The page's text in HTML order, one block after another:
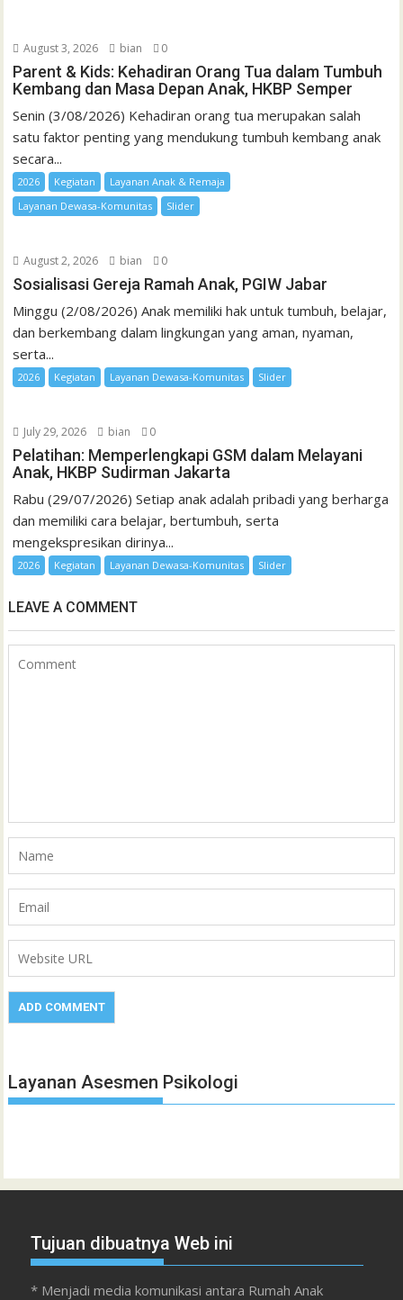
August 3, 2026 bian 0
Parent & Kids: Kehadiran Orang Tua dalam Tumbuh
Kembang dan Masa Depan Anak, HKBP Semper
Senin (3/08/2026) Kehadiran orang tua merupakan salah
satu faktor penting yang mendukung tumbuh kembang anak
secara...
2026 Kegiatan
Layanan Anak & Remaja
Layanan Dewasa-Komunitas
Slider
August 2, 2026 bian 0
Sosialisasi Gereja Ramah Anak, PGIW Jabar
Minggu (2/08/2026) Anak memiliki hak untuk tumbuh, belajar,
dan berkembang dalam lingkungan yang aman, nyaman,
serta...
2026 Kegiatan Layanan Dewasa-Komunitas Slider
July 29, 2026 bian 0
Pelatihan: Memperlengkapi GSM dalam Melayani
Anak, HKBP Sudirman Jakarta
Rabu (29/07/2026) Setiap anak adalah pribadi yang berharga
dan memiliki cara belajar, bertumbuh, serta
mengekspresikan dirinya...
2026 Kegiatan Layanan Dewasa-Komunitas Slider
LEAVE A COMMENT
Layanan Asesmen Psikologi
Tujuan dibuatnya Web ini
* Menjadi media komunikasi antara Rumah Anak